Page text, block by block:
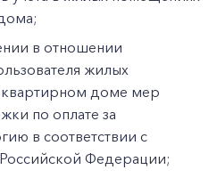
в отношении
жилых
доме мер
по оплате за
в соответствии с
Федерации;